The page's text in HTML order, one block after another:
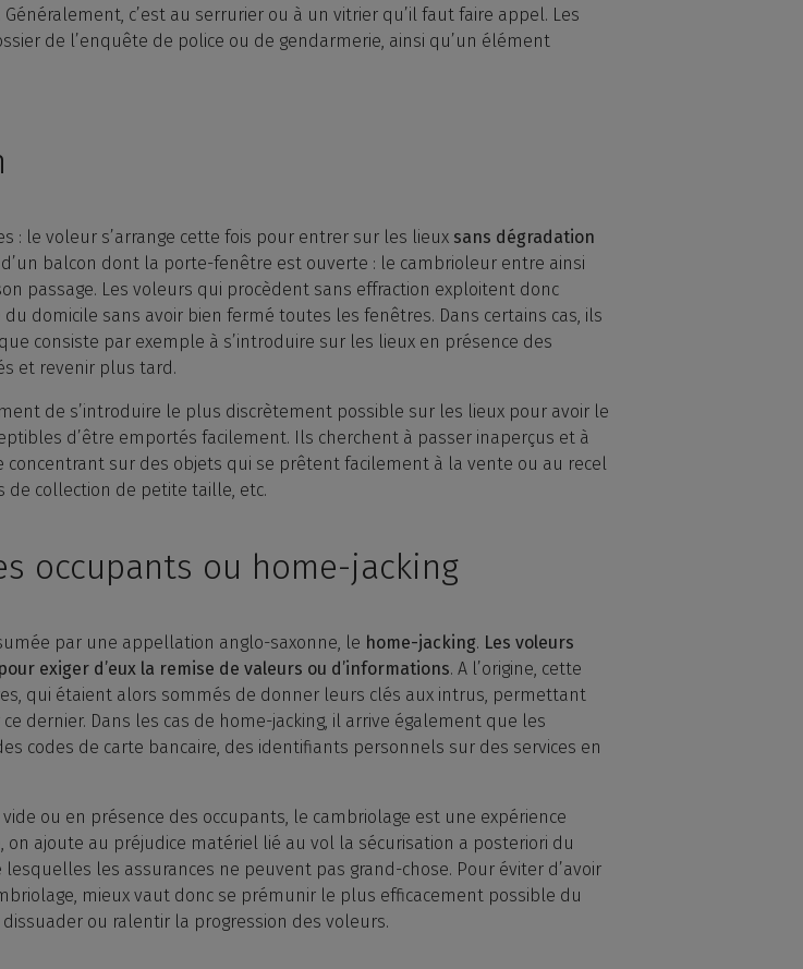
c’est au serrurier ou à un vitrier qu’il faut faire appel. Les
de l’enquête de police ou de gendarmerie, ainsi qu’un élément
: le voleur s’arrange cette fois pour entrer sur les lieux sans dégradation
balcon dont la porte-fenêtre est ouverte : le cambrioleur entre ainsi
passage. Les voleurs qui procèdent sans effraction exploitent donc
domicile sans avoir bien fermé toutes les fenêtres. Dans certains cas, ils
consiste par exemple à s’introduire sur les lieux en présence des
et revenir plus tard.
de s’introduire le plus discrètement possible sur les lieux pour avoir le
d’être emportés facilement. Ils cherchent à passer inaperçus et à
sur des objets qui se prêtent facilement à la vente ou au recel
de collection de petite taille, etc.
occupants ou home-jacking
par une appellation anglo-saxonne, le home-jacking. Les voleurs
exiger d’eux la remise de valeurs ou d’informations. A l’origine, cette
qui étaient alors sommés de donner leurs clés aux intrus, permettant
dernier. Dans les cas de home-jacking, il arrive également que les
codes de carte bancaire, des identifiants personnels sur des services en
ou en présence des occupants, le cambriolage est une expérience
ajoute au préjudice matériel lié au vol la sécurisation a posteriori du
les assurances ne peuvent pas grand-chose. Pour éviter d’avoir
mieux vaut donc se prémunir le plus efficacement possible du
ou ralentir la progression des voleurs.